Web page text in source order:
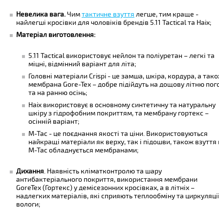
Невелика вага.Чимтактичне взуття легше, тим краще -
найлегші кросівки для чоловіків брендів 5.11 Tactical та Haix;
Матеріал виготовлення:
5.11 Tactical використовує нейлон та поліуретан – легкі та
міцні, відмінний варіант для літа;
Головні матеріали Crispi - це замша, шкіра, кордура, а
мембрана Gore-Tex – добре підійдуть на дощову літню
та на ранню осінь;
Haix використовує в основному синтетичну та натуральну
шкіру з гідрофобним покриттям, та мембрану гортекс –
осінній варіант;
M-Tac - це поєднання якості та ціни. Використовуються
найкращі матеріали як верху, так і підошви, також взуття
М-Тас обладнується мембранами;
Дихання. Наявність кліматконтролю та шару
антибактеріального покриття, використання мембрани
GoreTex (Гортекс) у демісезонних кросівках, а в літніх –
надлегких матеріалів, які сприяють теплообміну та
вологи;